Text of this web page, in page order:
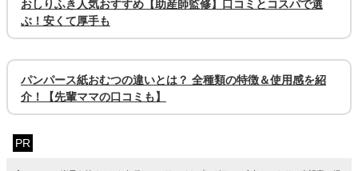
おしりふき人気おすすめ【助産師監修】口コミとコスパで選
ぶ！安くて厚手も
パンパース紙おむつの違いとは？ 全種類の特徴＆使用感を紹
介！【先輩ママの口コミも】
PR